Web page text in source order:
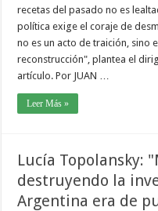
recetas del pasado no es
política exige el coraje de
no es un acto de traición, sino
reconstrucción", plantea el
artículo. Por JUAN …
Leer Más »
Lucía Topolansky:
destruyendo la
Argentina era de